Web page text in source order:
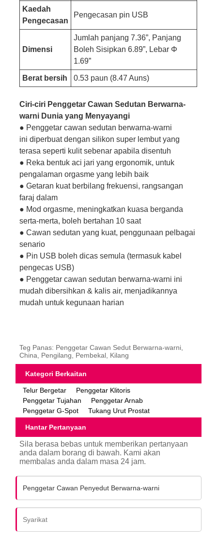
Kaedah
Pengecasan
Pengecasan pin USB
Dimensi
Jumlah panjang 7.36”, Panjang
Boleh Sisipkan 6.89”, Lebar Φ
1.69”
Berat bersih 0.53 paun (8.47 Auns)
Ciri-ciri Penggetar Cawan Sedutan Berwarna-
warni Dunia yang Menyayangi
● Penggetar cawan sedutan berwarna-warni
ini diperbuat dengan silikon super lembut yang
terasa seperti kulit sebenar apabila disentuh
● Reka bentuk aci jari yang ergonomik, untuk
pengalaman orgasme yang lebih baik
● Getaran kuat berbilang frekuensi, rangsangan
faraj dalam
● Mod orgasme, meningkatkan kuasa berganda
serta-merta, boleh bertahan 10 saat
● Cawan sedutan yang kuat, penggunaan pelbagai
senario
● Pin USB boleh dicas semula (termasuk kabel
pengecas USB)
● Penggetar cawan sedutan berwarna-warni ini
mudah dibersihkan & kalis air, menjadikannya
mudah untuk kegunaan harian
Teg Panas: Penggetar Cawan Sedut Berwarna-warni,
China, Pengilang, Pembekal, Kilang
Kategori Berkaitan
Telur Bergetar
Penggetar Klitoris
Penggetar Tujahan
Penggetar Arnab
Penggetar G-Spot
Tukang Urut Prostat
Hantar Pertanyaan
Sila berasa bebas untuk memberikan pertanyaan
anda dalam borang di bawah. Kami akan
membalas anda dalam masa 24 jam.